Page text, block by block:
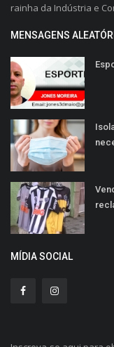
rainha da Indústria e
MENSAGENS
MÍDIA SOCIAL